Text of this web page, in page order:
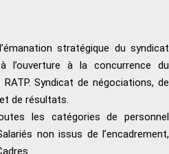
stratégique du syndicat
l’ouverture à la concurrence du
Syndicat de négociations, de
de résultats.
les catégories de personnel
non issus de l’encadrement,